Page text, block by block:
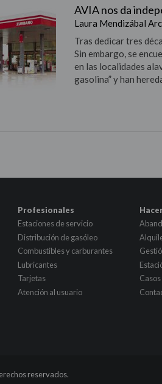
AVIA nos da
Laura Mendizábal
Tras dedicar tres
Sin embargo, se
en las localidades
gasolina” y han
Profesionales
Estaciones de servicio
Distribución de gasóleo
Combustibles y carburantes
Lubricantes
Tarjetas
Atención al usuario
reservados.